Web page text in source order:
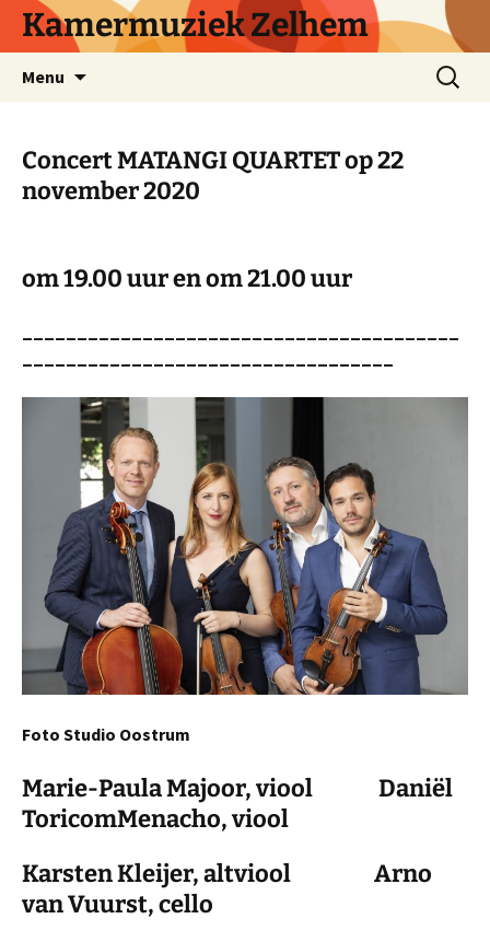
naarKamermuziek Zelhem
Menu
Zoeken
naar:
Concert MATANGI QUARTET op 22
november 2020
om 19.00 uur en om 21.00 uur
Foto Studio Oostrum
Marie-Paula Majoor, viool Daniël
ToricomMenacho, viool
Karsten Kleijer, altviool Arno
van Vuurst, cello